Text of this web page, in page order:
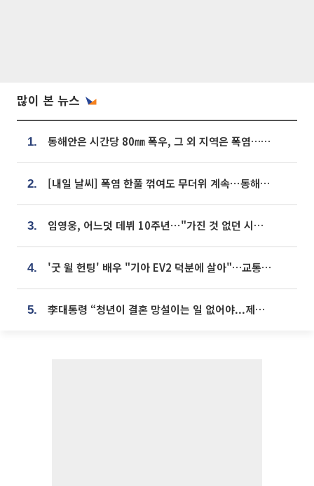
많이 본 뉴스
1. 동해안은 시간당 80㎜ 폭우, 그 외 지역은 폭염…‘극과 극 날씨’
2. [내일 날씨] 폭염 한풀 꺾여도 무더위 계속⋯동해안 이틀 연속 비
3. 임영웅, 어느덧 데뷔 10주년⋯"가진 것 없던 시절, 내 앞엔 20명의 팬뿐"
4. '굿 윌 헌팅' 배우 "기아 EV2 덕분에 살아"…교통사고 후 안전성 극찬
5. 李대통령 “청년이 결혼 망설이는 일 없어야...제도상 불이익 조사”